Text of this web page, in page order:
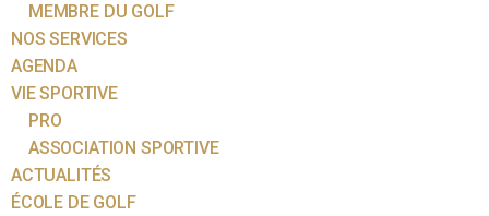
MEMBRE DU GOLF
NOS SERVICES
AGENDA
VIE SPORTIVE
PRO
ASSOCIATION SPORTIVE
ACTUALITÉS
ÉCOLE DE GOLF